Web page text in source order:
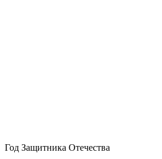
Год Защитника Отечества